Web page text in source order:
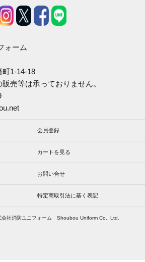
ォーム
町1-14-18
売等は承っておりません。
会員登録
カートを見る
お問い合せ
特定商取引法に基く表記
社消防ユニフォーム Shoubou Uniform Co., Ltd.